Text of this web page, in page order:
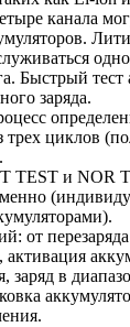
канала
Быстрый тест
заряда.
трех циклов
TEST и NOR
от перезаряда
заряд в